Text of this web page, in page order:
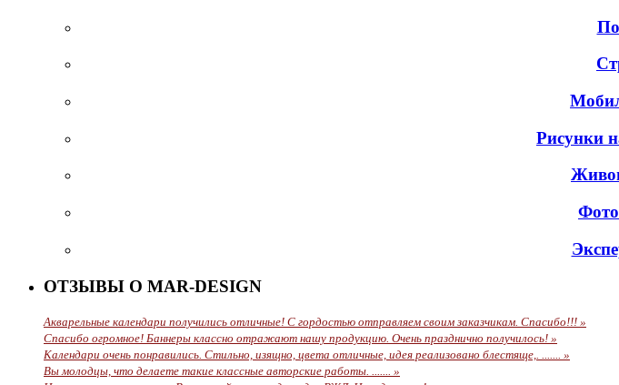
Рисунки
Фото
ОТЗЫВЫ О MAR-DESIGN
Акварельные календари получились отличные! С гордостью отправляем своим заказчикам. Спасибо!!! »
Cпасибо огромное! Баннеры классно отражают нашу продукцию. Очень празднично получилось! »
Календари очень понравились. Стильно, изящно, цвета отличные, идея реализовано блестяще,. ....... »
Вы молодцы, что делаете такие классные авторские работы. ....... »